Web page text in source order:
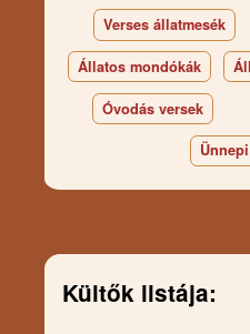
Verses állatmesék
Állatos mondókák
Óvodás versek
Kültők listája: